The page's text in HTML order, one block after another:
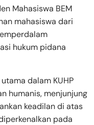
Mahasiswa BEM
mahasiswa dari
hukum pidana
dalam KUHP
humanis, menjunjung
keadilan di atas
pada